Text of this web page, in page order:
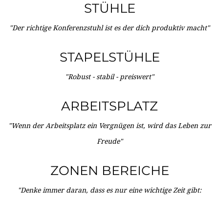
STÜHLE
"Der richtige Konferenzstuhl ist es der dich produktiv macht"
STAPELSTÜHLE
"Robust - stabil - preiswert"
ARBEITSPLATZ
"Wenn der Arbeitsplatz ein Vergnügen ist, wird das Leben zur
Freude"
ZONEN BEREICHE
"Denke immer daran, dass es nur eine wichtige Zeit gibt: